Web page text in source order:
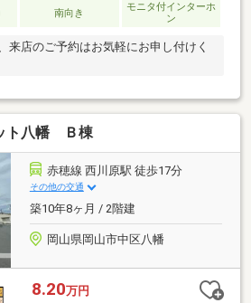
南向き
モニタ付インターホ
ン
来店のご予約はお気軽にお申し付けく
ト八幡 Ｂ棟
赤穂線 西川原駅 徒歩17分
その他の交通
築10年8ヶ月 / 2階建
岡山県岡山市中区八幡
8.20万円